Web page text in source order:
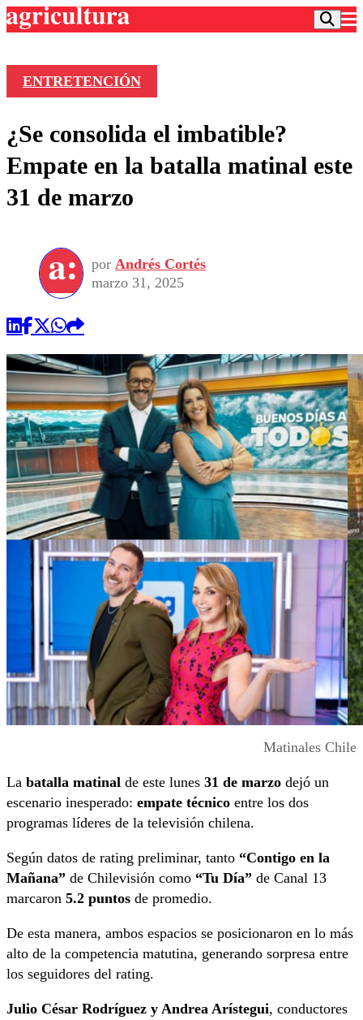
Frecuencias
Agricultura TV
Deportes
Colo Colo
Seleccion Chilena
Torneo Internacional
Universidad de Chile
Entretención
Economía
Internacional
Sustentabilidad
Publicaciones en medios
Opinión
ENTRETENCIÓN
¿Se consolida el imbatible?
Empate en la batalla matinal este
31 de marzo
por Andrés Cortés
marzo 31, 2025
Matinales Chile
La batalla matinal de este lunes 31 de marzo dejó un
escenario inesperado: empate técnico entre los dos
programas líderes de la televisión chilena.
Según datos de rating preliminar, tanto “Contigo en la
Mañana” de Chilevisión como “Tu Día” de Canal 13
marcaron 5.2 puntos de promedio.
De esta manera, ambos espacios se posicionaron en lo más
alto de la competencia matutina, generando sorpresa entre
los seguidores del rating.
Julio César Rodríguez y Andrea Arístegui, conductores